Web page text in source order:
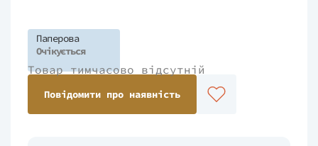
Паперова
Очікується
Товар тимчасово відсутній
Повідомити про наявність